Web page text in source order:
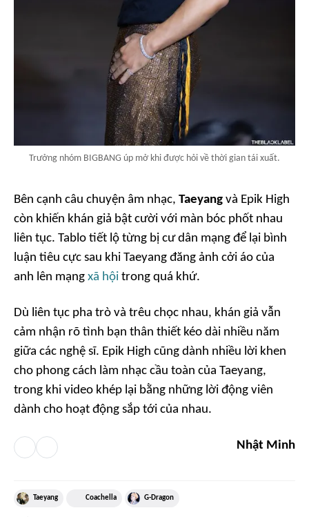
Trưởng nhóm BIGBANG úp mở khi được hỏi về thời gian tái xuất.
Bên cạnh câu chuyện âm nhạc, Taeyang và Epik High
còn khiến khán giả bật cười với màn bóc phốt nhau
liên tục. Tablo tiết lộ từng bị cư dân mạng để lại bình
luận tiêu cực sau khi Taeyang đăng ảnh cởi áo của
anh lên mạng xã hội trong quá khứ.
Dù liên tục pha trò và trêu chọc nhau, khán giả vẫn
cảm nhận rõ tình bạn thân thiết kéo dài nhiều năm
giữa các nghệ sĩ. Epik High cũng dành nhiều lời khen
cho phong cách làm nhạc cầu toàn của Taeyang,
trong khi video khép lại bằng những lời động viên
dành cho hoạt động sắp tới của nhau.
Nhật Minh
Taeyang Coachella G-Dragon